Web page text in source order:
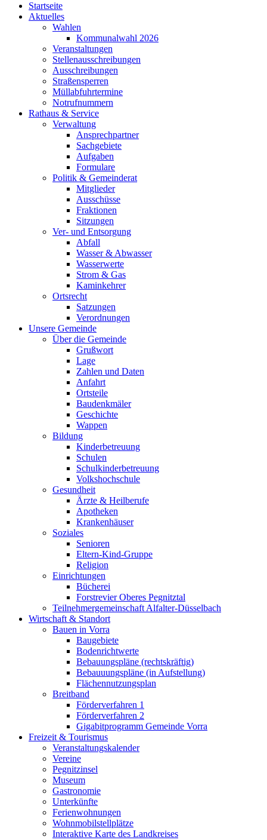
Startseite
Aktuelles
Wahlen
Kommunalwahl 2026
Veranstaltungen
Stellenausschreibungen
Ausschreibungen
Straßensperren
Müllabfuhrtermine
Notrufnummern
Rathaus & Service
Verwaltung
Ansprechpartner
Sachgebiete
Aufgaben
Formulare
Politik & Gemeinderat
Mitglieder
Ausschüsse
Fraktionen
Sitzungen
Ver- und Entsorgung
Abfall
Wasser & Abwasser
Wasserwerte
Strom & Gas
Kaminkehrer
Ortsrecht
Satzungen
Verordnungen
Unsere Gemeinde
Über die Gemeinde
Grußwort
Lage
Zahlen und Daten
Anfahrt
Ortsteile
Baudenkmäler
Geschichte
Wappen
Bildung
Kinderbetreuung
Schulen
Schulkinderbetreuung
Volkshochschule
Gesundheit
Ärzte & Heilberufe
Apotheken
Krankenhäuser
Soziales
Senioren
Eltern-Kind-Gruppe
Religion
Einrichtungen
Bücherei
Forstrevier Oberes Pegnitztal
Teilnehmergemeinschaft Alfalter-Düsselbach
Wirtschaft & Standort
Bauen in Vorra
Baugebiete
Bodenrichtwerte
Bebauungspläne (rechtskräftig)
Bebauuungspläne (in Aufstellung)
Flächennutzungsplan
Breitband
Förderverfahren 1
Förderverfahren 2
Gigabitprogramm Gemeinde Vorra
Freizeit & Tourismus
Veranstaltungskalender
Vereine
Pegnitzinsel
Museum
Gastronomie
Unterkünfte
Ferienwohnungen
Wohnmobilstellplätze
Interaktive Karte des Landkreises